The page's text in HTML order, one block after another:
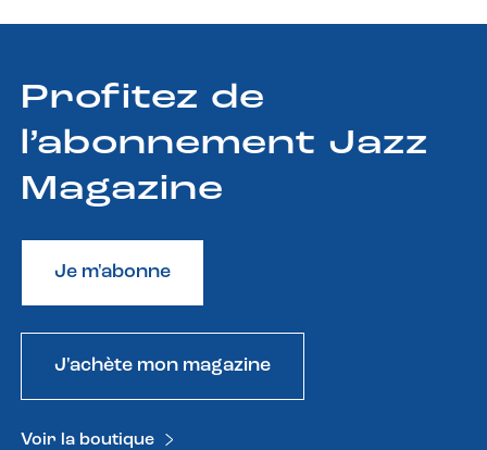
Profitez de
l’abonnement Jazz
Magazine
Je m'abonne
J'achète mon magazine
Voir la boutique